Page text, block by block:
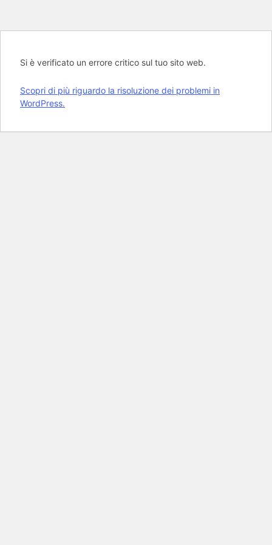
Si è verificato un errore critico sul tuo sito web.
Scopri di più riguardo la risoluzione dei problemi in
WordPress.